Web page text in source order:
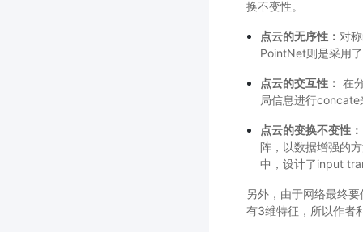
换不变性。
点云的无序性： 对
PointNet则是采用
点云的交互性： 在
局信息进行
点云的变换不变性：
阵，以数据增强的
中，设计了input
另外，由于网络最终
有3维特征，所以作者